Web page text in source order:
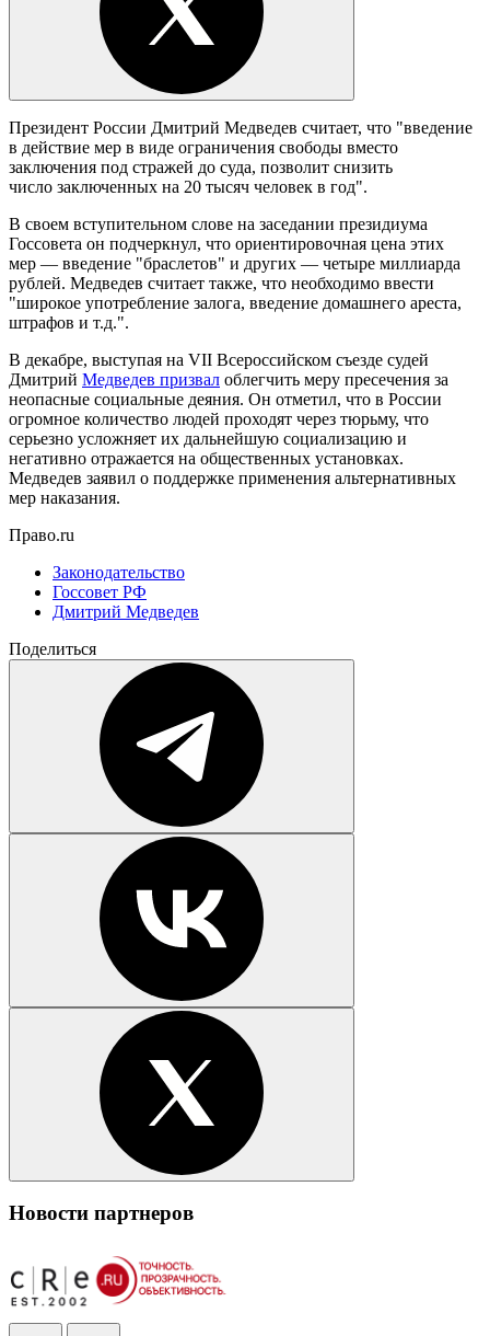
Президент России Дмитрий Медведев считает, что "введение
в действие мер в виде ограничения свободы вместо
заключения под стражей до суда, позволит снизить
число заключенных на 20 тысяч человек в год".
В своем вступительном слове на заседании президиума
Госсовета он подчеркнул, что ориентировочная цена этих
мер — введение "браслетов" и других — четыре миллиарда
рублей. Медведев считает также, что необходимо ввести
"широкое употребление залога, введение домашнего ареста,
штрафов и т.д.".
В декабре, выступая на VII Всероссийском съезде судей
Дмитрий Медведев призвал облегчить меру пресечения за
неопасные социальные деяния. Он отметил, что в России
огромное количество людей проходят через тюрьму, что
серьезно усложняет их дальнейшую социализацию и
негативно отражается на общественных установках.
Медведев заявил о поддержке применения альтернативных
мер наказания.
Право.ru
Законодательство
Госсовет РФ
Дмитрий Медведев
Поделиться
Новости партнеров